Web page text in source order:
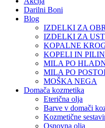
Darilni Boni
Blog
IZDELKI ZA
IZDELKI ZA
KOPALNE
KOPELI IN
MILA PO
MILA PO
MOŠKA NEGA
Domača kozmetika
Eterična olja
Barve v domači
Kozmetične
Osnovna olja